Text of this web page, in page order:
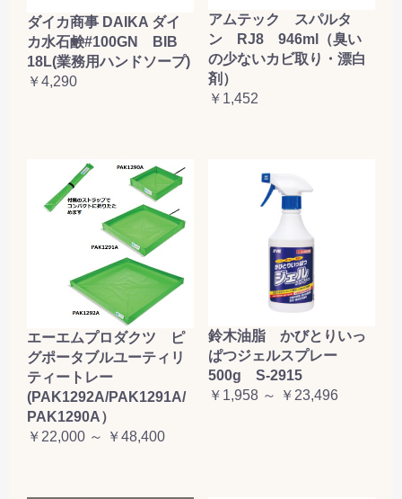
ダイカ商事 DAIKA ダイ
カ水石鹸#100GN BIB
18L(業務用ハンドソープ)
￥4,290
アムテック スパルタ
ン RJ8 946ml（臭い
の少ないカビ取り・漂白
剤）
￥1,452
エーエムプロダクツ ピ
グポータブルユーティリ
ティートレー
(PAK1292A/PAK1291A/
PAK1290A）
￥22,000 ～ ￥48,400
鈴木油脂 かびとりいっ
ぱつジェルスプレー
500g S-2915
￥1,958 ～ ￥23,496